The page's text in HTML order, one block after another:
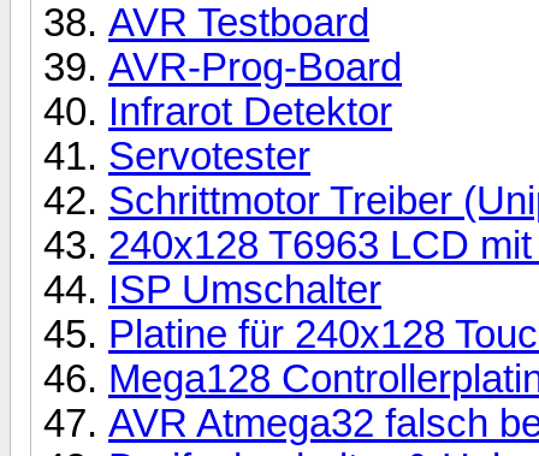
AVR Testboard
AVR-Prog-Board
Infrarot Detektor
Servotester
Schrittmotor Treiber
240x128 T6963 LCD
ISP Umschalter
Platine für 240x128
Mega128
AVR Atmega32 falsch